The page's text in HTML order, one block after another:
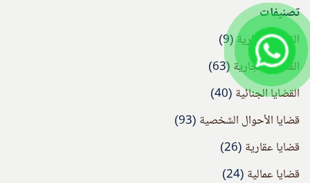
تصنيفات
القضايا الإدارية(9)
القضايا التجارية (63)
القضايا الجنائية (40)
قضايا الأحوال الشخصية (93)
قضايا عقارية (26)
قضايا عمالية (24)